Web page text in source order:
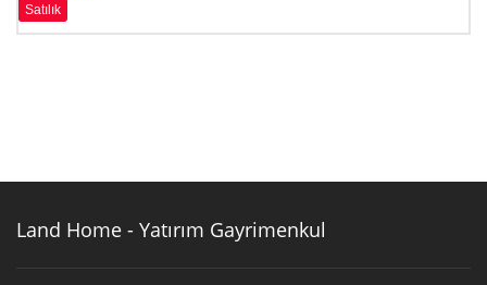
Satılık
Land Home - Yatırım Gayrimenkul